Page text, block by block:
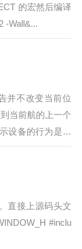
的宏然后编译
-Wall&...
并不改变当前位
当前航的上一个
设备的行为是未
直接上源码头文
#inclu